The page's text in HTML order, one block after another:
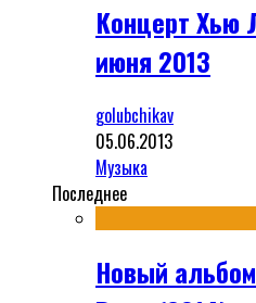
Концерт Хью
июня 2013
golubchikav
05.06.2013
Музыка
Последнее
Новый